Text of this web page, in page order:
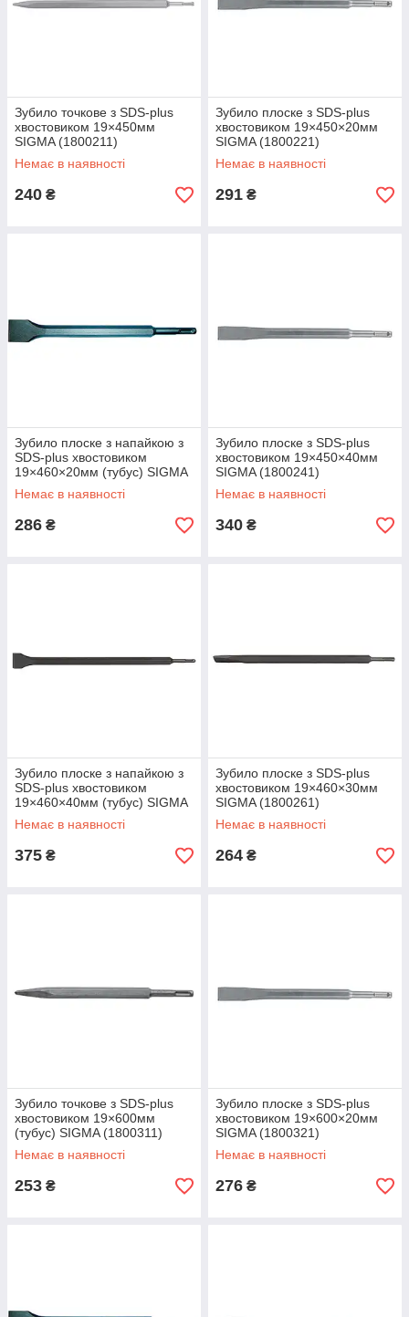
Зубило точкове з SDS-plus
хвостовиком 19×450мм
SIGMA (1800211)
Немає в наявності
240 ₴
Зубило плоске з SDS-plus
хвостовиком 19×450×20мм
SIGMA (1800221)
Немає в наявності
291 ₴
Зубило плоске з напайкою з
SDS-plus хвостовиком
19×460×20мм (тубус) SIGMA
(1800231)
Немає в наявності
286 ₴
Зубило плоске з SDS-plus
хвостовиком 19×450×40мм
SIGMA (1800241)
Немає в наявності
340 ₴
Зубило плоске з напайкою з
SDS-plus хвостовиком
19×460×40мм (тубус) SIGMA
(1800251)
Немає в наявності
375 ₴
Зубило плоске з SDS-plus
хвостовиком 19×460×30мм
SIGMA (1800261)
Немає в наявності
264 ₴
Зубило точкове з SDS-plus
хвостовиком 19×600мм
(тубус) SIGMA (1800311)
Немає в наявності
253 ₴
Зубило плоске з SDS-plus
хвостовиком 19×600×20мм
SIGMA (1800321)
Немає в наявності
276 ₴